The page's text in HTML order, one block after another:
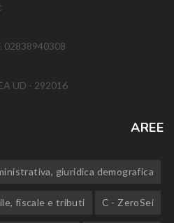
02838940308
UD - 292016
AREE
giuridica demografica
fiscale e tributi C - ZeroSei